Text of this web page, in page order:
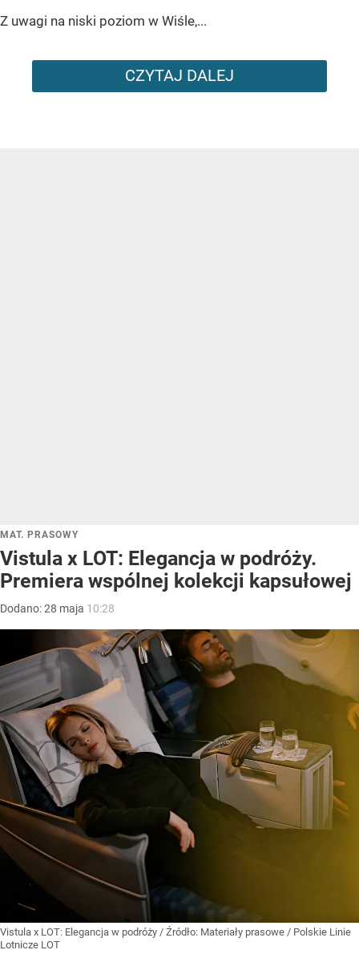
Z uwagi na niski poziom w Wiśle,...
CZYTAJ DALEJ
MAT. PRASOWY
Vistula x LOT: Elegancja w podróży.
Premiera wspólnej kolekcji kapsułowej
Dodano:28 maja 10:28
Vistula x LOT: Elegancja w podróży / Źródło: Materiały prasowe / Polskie Linie
Lotnicze LOT